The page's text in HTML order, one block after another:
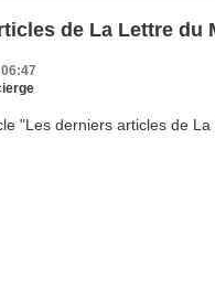
de La Lettre du